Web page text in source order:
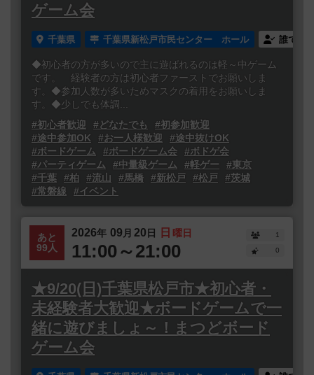
ゲーム会
千葉県 千葉県新松戸市民センター ホール 誰でも
◆初心者の方が多いので主に遊ばれるのは軽～中ゲーム
です。 経験者の方は初心者ファーストでお願いしま
す。◆参加人数が多いためマスクの着用をお願いしま
す。◆少しでも体調...
#初心者歓迎
#どなたでも
#初参加歓迎
#途中参加OK
#お一人様歓迎
#途中抜けOK
#ボードゲーム
#ボードゲーム会
#ボドゲ会
#パーティゲーム
#中量級ゲーム #軽ゲー
#東京
#千葉
#柏 #流山 #馬橋 #新松戸 #松戸
#茨城
#常磐線
#イベント
あと
99人
2026年 09 月 20日 日 曜日
11:00～21:00
1
0
★9/20(日)千葉県松戸市★初心者・
未経験者大歓迎★ボードゲームで一
緒に遊びましょ～！まつどボード
ゲーム会